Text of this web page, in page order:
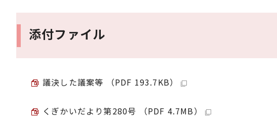
添付ファイル
議決した議案等 （PDF 193.7KB）
くぎかいだより第280号 （PDF 4.7MB）